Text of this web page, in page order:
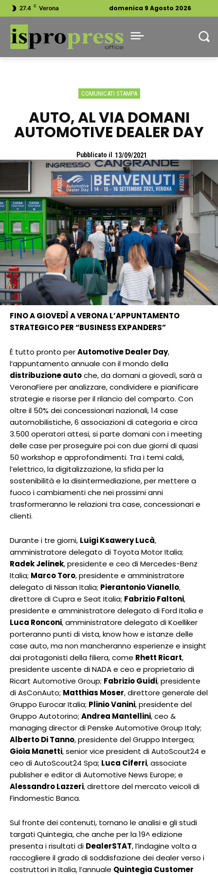
27.4 C Verona domenica 9 Agosto 2026
COMUNICATI STAMPA
AUTO, AL VIA DOMANI
AUTOMOTIVE DEALER DAY
Pubblicato il 13/09/2021
FINO A GIOVEDÌ A VERONA L’APPUNTAMENTO
STRATEGICO PER “BUSINESS EXPANDERS”
È tutto pronto perAutomotive Dealer Day,
l’appuntamento annuale con il mondo della
distribuzione autoche, da domani a giovedì, sarà a
VeronaFiere per analizzare, condividere e pianificare
strategie e risorse per il rilancio del comparto. Con
oltre il 50% dei concessionari nazionali, 14 case
automobilistiche, 6 associazioni di categoria e circa
3.500 operatori attesi, si parte domani con i meeting
delle case per proseguire poi con due giorni di quasi
50 workshop e approfondimenti. Tra i temi caldi,
l’elettrico, la digitalizzazione, la sfida per la
sostenibilità e la disintermediazione, per mettere a
fuoco i cambiamenti che nei prossimi anni
trasformeranno le relazioni tra case, concessionari e
clienti.
Durante i tre giorni, Luigi Ksawery Lucà,
amministratore delegato di Toyota Motor Italia;
Radek Jelinek, presidente e ceo di Mercedes-Benz
Italia; Marco Toro, presidente e amministratore
delegato di Nissan Italia; Pierantonio Vianello,
direttore di Cupra e Seat Italia; Fabrizio Faltoni,
presidente e amministratore delegato di Ford Italia e
Luca Ronconi, amministratore delegato di Koelliker
porteranno punti di vista, know how e istanze delle
case auto, ma non mancheranno esperienze e insight
dai protagonisti della filiera, come Rhett Ricart,
presidente uscente di NADA e ceo e proprietario di
Ricart Automotive Group; Fabrizio Guidi, presidente
di AsConAuto; Matthias Moser, direttore generale del
Gruppo Eurocar Italia; Plinio Vanini, presidente del
Gruppo Autotorino; Andrea Mantellini, ceo &
managing director di Penske Automotive Group Italy;
Alberto Di Tanno, presidente del Gruppo Intergea;
Gioia Manetti, senior vice president di AutoScout24 e
ceo di AutoScout24 Spa; Luca Ciferri, associate
publisher e editor di Automotive News Europe; e
Alessandro Lazzeri, direttore del mercato veicoli di
Findomestic Banca.
Sul fronte dei contenuti, tornano le analisi e gli studi
targati Quintegia, che anche per la 19^ edizione
presenta i risultati di DealerSTAT, l’indagine volta a
raccogliere il grado di soddisfazione dei dealer verso i
costruttori in Italia, l’annuale Quintegia Customer